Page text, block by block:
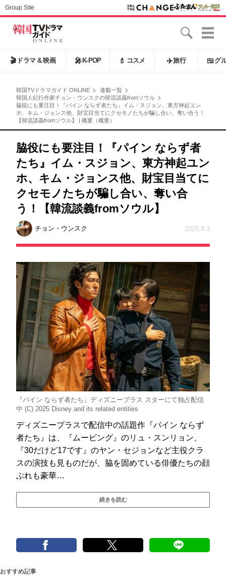
Group Site
🎬 ドラマ & 映画 🎤 K-POP 💄 コスメ ✈️旅行 🍱 グ
韓国TVドラマガイド ONLINE
連載一覧
韓国人紀行作家チョン・ウンスクの韓流談義fromソウル
脇役にも要注目！『パイン ならず者たち』イム・スジョン、東方神起ユン
ホ、キム・ジョンス他、財宝目当てにクセモノたちが騙し合い、奪い合う！
【韓流談義fromソウル】 | 概要（概要）
脇役にも要注目！『パイン ならず者
たち』イム・スジョン、東方神起ユン
ホ、キム・ジョンス他、財宝目当てに
クセモノたちが騙し合い、奪い合
う！【韓流談義fromソウル】
チョン・ウンスク 2025.9.3
『パイン ならず者たち』ディズニープラス スターにて独占配信
中 (C) 2025 Disney and its related entities
ディズニープラスで配信中の話題作『パイン ならず
者たち』は、『ムービング』のリュ・スンリョン、
『30だけど17です』のヤン・セジョンなど主役クラ
スの演技も見ものだが、脇を固めている俳優たちの顔
ぶれも豪華…
続きを読む
おすすめ記事